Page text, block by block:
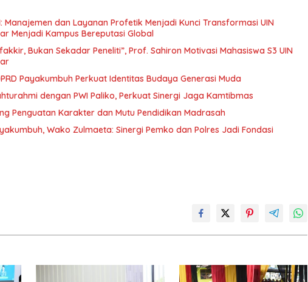
Manajemen dan Layanan Profetik Menjadi Kunci Transformasi UIN
Menjadi Kampus Bereputasi Global
Bukan Sekadar Peneliti”, Prof. Sahiron Motivasi Mahasiswa S3 UIN
Payakumbuh Perkuat Identitas Budaya Generasi Muda
dengan PWI Paliko, Perkuat Sinergi Jaga Kamtibmas
Penguatan Karakter dan Mutu Pendidikan Madrasah
Wako Zulmaeta: Sinergi Pemko dan Polres Jadi Fondasi